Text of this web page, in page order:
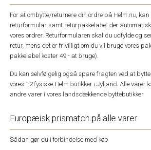
For at ombytte/returnere din ordre på Helm.nu, kan
returformular samt returpakkelabel der
vores ordrer. Returformularen skal du udfylde og
retur, mens det er frivilligt om du vil bruge vores
pakkelabel koster 49,- at bruge).
Du kan selvfølgelig også spare fragten ved at
vores 12 fysiske Helm butikker i Jylland. Alle varer
andre varer i vores landsdækkende byttebutikker.
Europæisk prismatch på alle varer
Sådan gør du i forbindelse med køb